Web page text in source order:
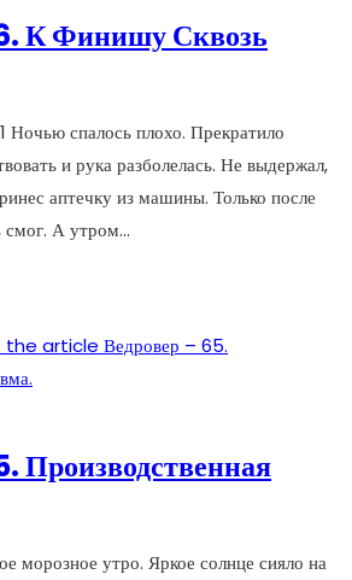
К Финишу Сквозь
Ночью спалось плохо. Прекратило
и рука разболелась. Не выдержал,
аптечку из машины. Только после
смог. А утром…
Производственная
морозное утро. Яркое солнце сияло на